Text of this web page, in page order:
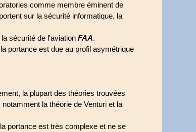
comme membre éminent de
sur la sécurité informatique, la
sécurité de l'aviationFAA.
portance est due au profil asymétrique
la plupart des théories trouvées
la théorie de Venturi et la
portance est très complexe et ne se